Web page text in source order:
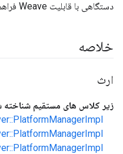
دستگاهی با قابلیت Weave فراهم می کند.
خلاصه
ارث
زیر کلاس های مستقیم شناخته